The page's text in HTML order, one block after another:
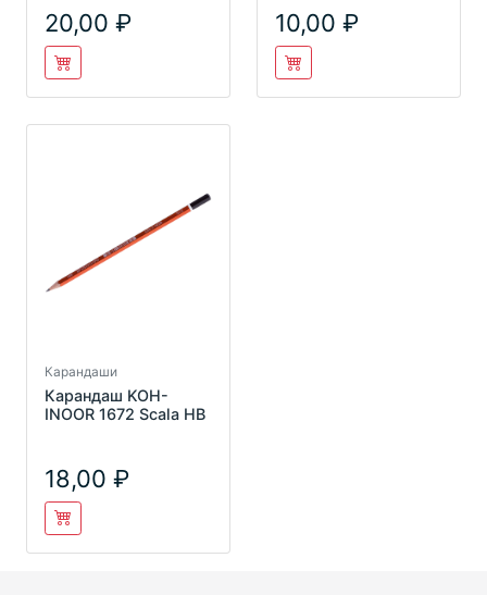
20,00
С-
10,00
Карандаши
Карандаш KOH-
INOOR 1672 Scala HB
18,00